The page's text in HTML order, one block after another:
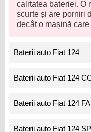
calitatea bateriei. O
scurte și are porniri
decât o mașină
Baterii auto Fiat 124
Baterii auto Fiat 124
Baterii auto Fiat 124
Baterii auto Fiat 124